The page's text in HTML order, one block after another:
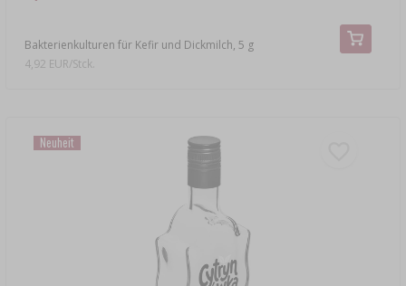
Bakterienkulturen für Kefir und Dickmilch, 5 g
4,92 EUR/Stck.
Neuheit